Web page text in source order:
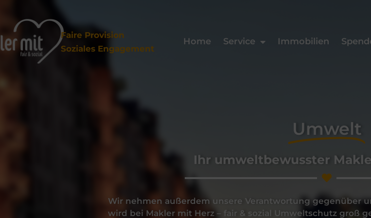
Home Service Immobilien
Faire Provision
Soziales Engagement
Umwelt
Ihr umweltbewusster
Wir nehmen außerdem unsere Verantwortung gegenüber
wird bei Makler mit Herz – fair & sozial Umweltschutz groß